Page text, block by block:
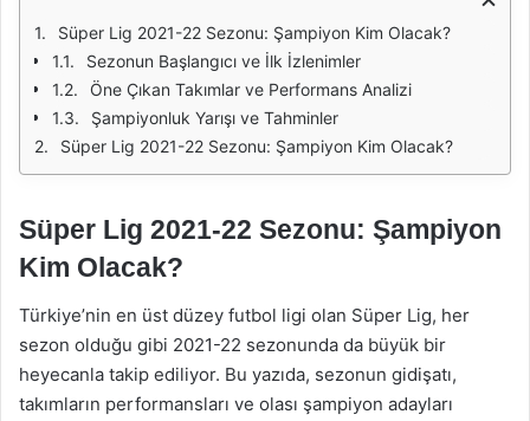
Süper Lig 2021-22 Sezonu: Şampiyon Kim Olacak?
Sezonun Başlangıcı ve İlk İzlenimler
Öne Çıkan Takımlar ve Performans Analizi
Şampiyonluk Yarışı ve Tahminler
Süper Lig 2021-22 Sezonu: Şampiyon Kim Olacak?
Süper Lig 2021-22 Sezonu: Şampiyon
Kim Olacak?
Türkiye’nin en üst düzey futbol ligi olan Süper Lig, her
sezon olduğu gibi 2021-22 sezonunda da büyük bir
heyecanla takip ediliyor. Bu yazıda, sezonun gidişatı,
takımların performansları ve olası şampiyon adayları